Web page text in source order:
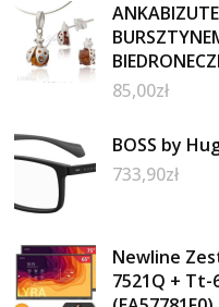
85,00zł
BOSS by
733,90zł
Newline
7521Q + Tt-